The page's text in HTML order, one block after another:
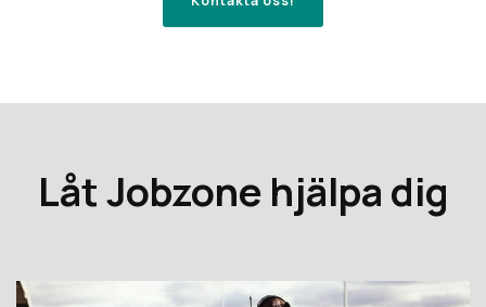
Låt Jobzone hjälpa dig